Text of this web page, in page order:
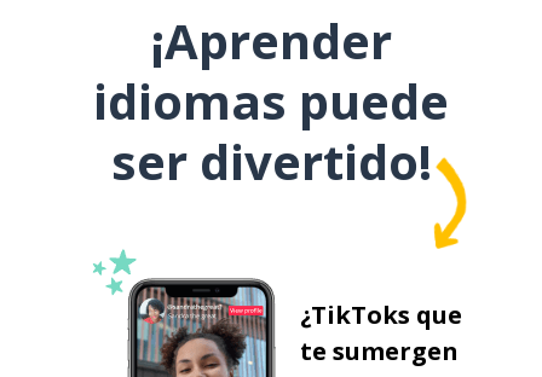
¡Aprender
idiomas puede
ser divertido!
¿TikToks que
te sumergen